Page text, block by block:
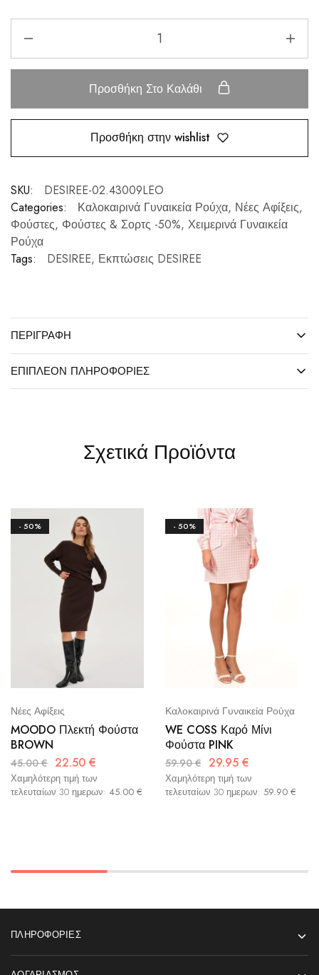
Προσθήκη Στο Καλάθι
Προσθήκη στην wishlist
SKU:
DESIREE-02.43009LEO
Categories:
Καλοκαιρινά Γυναικεία Ρούχα, Νέες Αφίξεις,
Φούστες, Φούστες & Σορτς -50%, Χειμερινά Γυναικεία
Ρούχα
Tags:
DESIREE, Εκπτώσεις DESIREE
ΠΕΡΙΓΡΑΦΉ
ΕΠΙΠΛΈΟΝ ΠΛΗΡΟΦΟΡΊΕΣ
Σχετικά Προϊόντα
- 50%
Νέες Αφίξεις
MOODO Πλεκτή Φούστα
BROWN
45.00€ 22.50 €
Χαμηλότερη τιμή των
τελευταίων 30 ημερων: 45.00 €
- 50%
Καλοκαιρινά Γυναικεία Ρούχα
WE COSS Καρό Μίνι
Φούστα PINK
59.90€ 29.95 €
Χαμηλότερη τιμή των
τελευταίων 30 ημερων: 59.90 €
ΠΛΗΡΟΦΟΡΊΕΣ